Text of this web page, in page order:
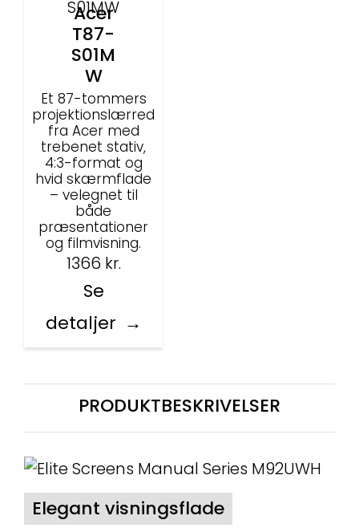
Acer
T87-
S01M
W
Et 87-tommers
projektionslærred
fra Acer med
trebenet stativ,
4:3-format og
hvid skærmflade
– velegnet til
både
præsentationer
og filmvisning.
1366 kr.
Se
detaljer
PRODUKTBESKRIVELSER
Elegant visningsflade